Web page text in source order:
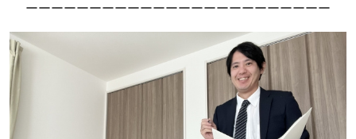
ーーーーーーーーーーーーーーーーーーーーーーーー